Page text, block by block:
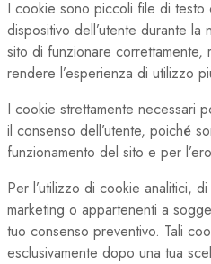
I cookie sono piccoli file di testo
dispositivo dell’utente durante la
sito di funzionare
rendere l’esperienza di utilizzo
I cookie strettamente necessari
il consenso dell’utente, poiché
funzionamento del sito e per
Per l’utilizzo di cookie analitici,
marketing o appartenenti a
tuo consenso preventivo. Tali
esclusivamente dopo una tua